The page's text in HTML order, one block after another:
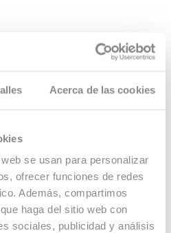
Acerca de las cookies
se usan para personalizar
ofrecer funciones de redes
Además, compartimos
haga del sitio web con
sociales, publicidad y análisis